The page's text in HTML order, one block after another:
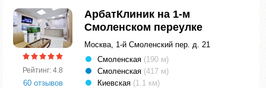
Рейтинг: 4.8
60 отзывов
АрбатКлиник на 1-м
Смоленском переулке
Москва, 1-й Смоленский пер. д. 21
Смоленская (190 м)
Смоленская (417 м)
Киевская (1.1 км)